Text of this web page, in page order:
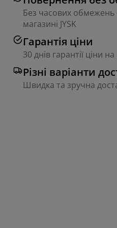
Без часових обмежень
магазині JYSK
Гарантія ціни
30 днів гарантії ціни
Різні варіанти
Швидка та зручна